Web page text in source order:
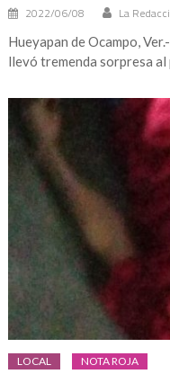
2022/06/08 La
Hueyapan de Ocampo,
llevó tremenda sorpresa al
LOCAL NOTA ROJA